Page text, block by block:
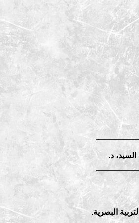
السيد، د.